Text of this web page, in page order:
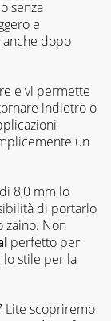
senza
e
anche dopo
e vi permette
indietro o
un
8,0 mm lo
di portarlo
zaino. Non
perfetto per
lo stile per la
Lite scopriremo